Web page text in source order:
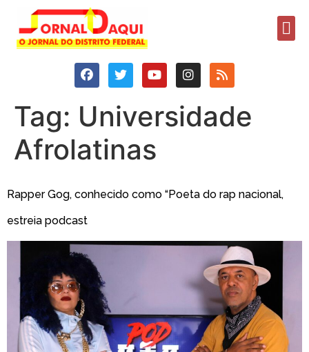
Tag: Universidade
Afrolatinas
Rapper Gog, conhecido como “Poeta do rap nacional,
estreia podcast